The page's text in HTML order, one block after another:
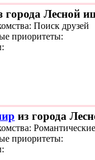
города Лесной
Поиск друзей
приоритеты:
из города
приоритеты: